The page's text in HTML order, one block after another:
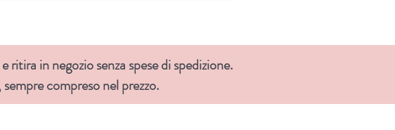
in negozio senza spese di spedizione.
compreso nel prezzo.